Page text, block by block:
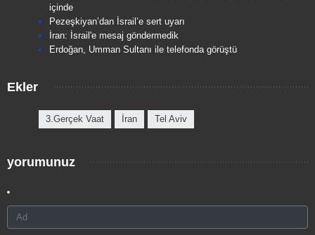
içinde
Pezeşkiyan’dan İsrail’e sert uyarı
İran: İsrail'e mesaj göndermedik
Erdoğan, Umman Sultanı ile telefonda görüştü
Ekler
3.Gerçek Vaat İran Tel Aviv
yorumunuz